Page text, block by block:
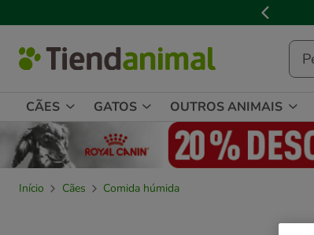
de
CÃES GATOS OUTROS ANIMAIS
Início Cães
Comida húmida